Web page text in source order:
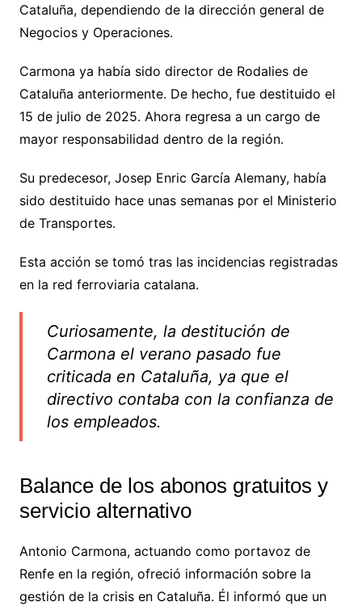
Cataluña, dependiendo de la dirección general de
Negocios y Operaciones.
Carmona ya había sido director de Rodalies de
Cataluña anteriormente. De hecho, fue destituido el
15 de julio de 2025. Ahora regresa a un cargo de
mayor responsabilidad dentro de la región.
Su predecesor, Josep Enric García Alemany, había
sido destituido hace unas semanas por el Ministerio
de Transportes.
Esta acción se tomó tras las incidencias registradas
en la red ferroviaria catalana.
Curiosamente, la destitución de
Carmona el verano pasado fue
criticada en Cataluña, ya que el
directivo contaba con la confianza de
los empleados.
Balance de los abonos gratuitos y
servicio alternativo
Antonio Carmona, actuando como portavoz de
Renfe en la región, ofreció información sobre la
gestión de la crisis en Cataluña. Él informó que un